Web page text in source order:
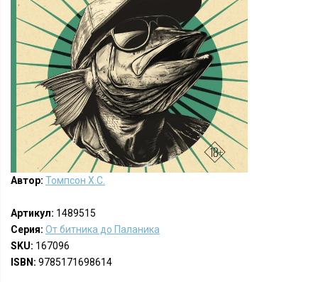
Автор: Томпсон Х.С.
Артикул: 1489515
Серия: От битника до Паланика
SKU: 167096
ISBN: 9785171698614